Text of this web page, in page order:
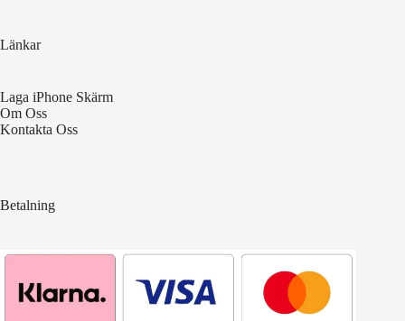
Länkar
Laga iPhone Skärm
Om Oss
Kontakta Oss
Betalning